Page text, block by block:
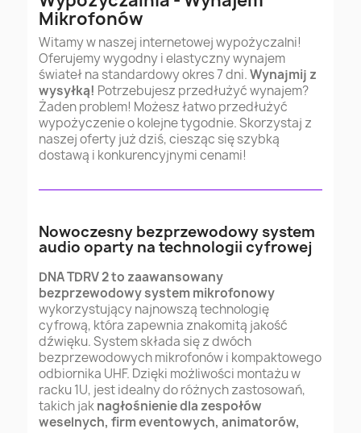
Mikrofonów
Witamy w naszej internetowej wypożyczalni!
Oferujemy wygodny i elastyczny wynajem
świateł na standardowy okres 7 dni.Wynajmij z
wysyłką! Potrzebujesz przedłużyć wynajem?
Żaden problem! Możesz łatwo przedłużyć
wypożyczenie o kolejne tygodnie. Skorzystaj z
naszej oferty już dziś, ciesząc się szybką
dostawą i konkurencyjnymi cenami!
Nowoczesny bezprzewodowy system
audio oparty na technologii cyfrowej
DNA TDRV 2 to zaawansowany
bezprzewodowy system mikrofonowy
wykorzystujący najnowszą technologię
cyfrową, która zapewnia znakomitą jakość
dźwięku. System składa się z dwóch
bezprzewodowych mikrofonów i kompaktowego
odbiornika UHF. Dzięki możliwości montażu w
racku 1U, jest idealny do różnych zastosowań,
takich jaknagłośnienie dla zespołów
weselnych, firm eventowych, animatorów,